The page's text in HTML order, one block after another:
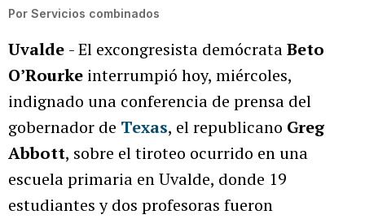
Por Servicios combinados
Uvalde - El excongresista demócrataBeto
O’Rourke interrumpió hoy, miércoles,
indignado una conferencia de prensa del
gobernador de Texas, el republicano Greg
Abbott, sobre el tiroteo ocurrido en una
escuela primaria en Uvalde, donde 19
estudiantes y dos profesoras fueron